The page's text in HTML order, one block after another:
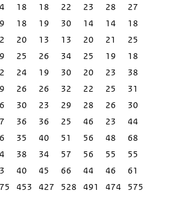
18 18 22 23 28
27
18 19 30 14 14
18
20 13 13 20 21
25
25 26 34 25 19
18
24 19 30 20 23
38
26 26 32 22 25
31
30 23 29 28 26
30
36 36 25 46 23
44
35 40 51 56 48
68
38 34 57 56 55
55
40 45 66 44 46
61
453 427 528 491 474 575